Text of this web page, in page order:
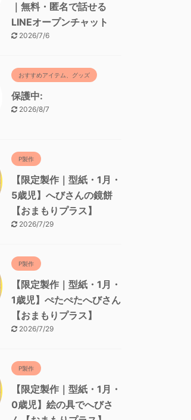
｜無料・匿名で話せる
LINEオープンチャット
2026/7/6
おすすめアイテム、グッズ
保護中:
2026/8/7
P製作
【限定製作｜型紙・1月・
5歳児】へびさんの鏡餅
【おまもりプラス】
2026/7/29
P製作
【限定製作｜型紙・1月・
1歳児】ぺたぺたへびさん
【おまもりプラス】
2026/7/29
P製作
【限定製作｜型紙・1月・
0歳児】絵の具でへびさ